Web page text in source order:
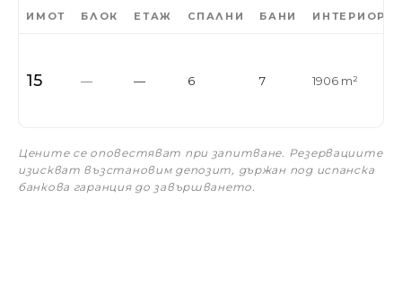
ИМОТ БЛОК ЕТАЖ СПАЛНИ БАНИ ИНТЕРИОР
15 — — 6 7 1906 m²
Цените се оповестяват при запитване. Резервациите
изискват възстановим депозит, държан под испанска
банкова гаранция до завършването.